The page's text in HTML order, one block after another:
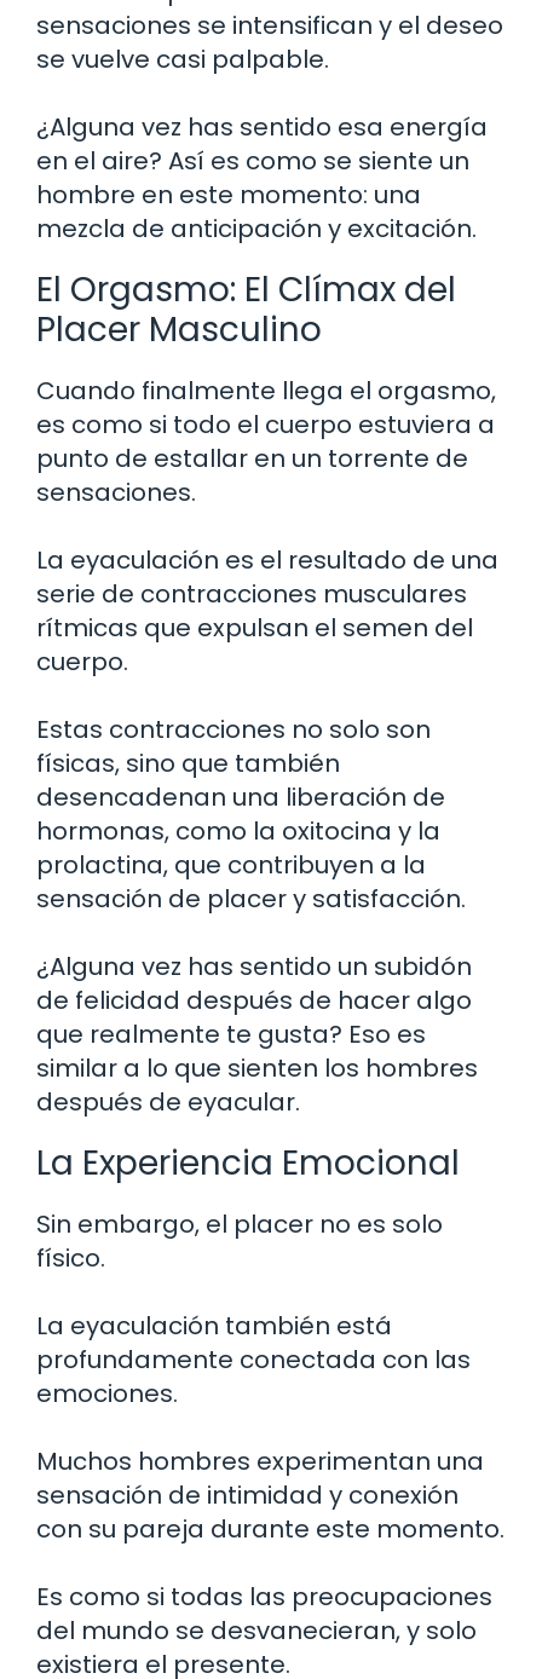
sensaciones se intensifican y el deseo
se vuelve casi palpable.
¿Alguna vez has sentido esa energía
en el aire? Así es como se siente un
hombre en este momento: una
mezcla de anticipación y excitación.
El Orgasmo: El Clímax del
Placer Masculino
Cuando finalmente llega el orgasmo,
es como si todo el cuerpo estuviera a
punto de estallar en un torrente de
sensaciones.
La eyaculación es el resultado de una
serie de contracciones musculares
rítmicas que expulsan el semen del
cuerpo.
Estas contracciones no solo son
físicas, sino que también
desencadenan una liberación de
hormonas, como la oxitocina y la
prolactina, que contribuyen a la
sensación de placer y satisfacción.
¿Alguna vez has sentido un subidón
de felicidad después de hacer algo
que realmente te gusta? Eso es
similar a lo que sienten los hombres
después de eyacular.
La Experiencia Emocional
Sin embargo, el placer no es solo
físico.
La eyaculación también está
profundamente conectada con las
emociones.
Muchos hombres experimentan una
sensación de intimidad y conexión
con su pareja durante este momento.
Es como si todas las preocupaciones
del mundo se desvanecieran, y solo
existiera el presente.